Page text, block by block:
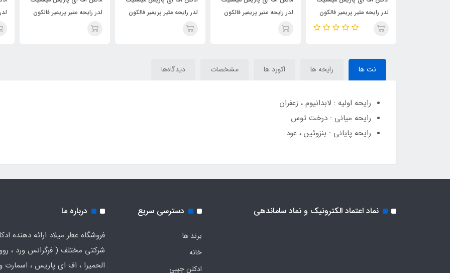
لدر رایحه متیر پریمیر فالکون
لدر ، (Mystic
لدر رایحه متیر پریمیر فالکون
لدر رایحه متیر پریمیر فالکون
لدر رایحه متیر پریمیر فالکون
نت ها رایحه ها اکورد ها مشخصات دیدگاه‌ها
رایحه اولیه : لابدانیوم ، زعفران
رایحه میانی : درخت توس
رایحه پایانی : بنزوئین ، عود
نماد اعتماد الکترونیک و نماد ساماندهی دسترسی سریع
برند ها
خانه
ادکلن جیبی
درباره ما
فروشگاه عطر میلاد ارائه دهنده
شرکتی مختلف ( فرگرانس ورد ،
الحمیرا ، اف ای پاریس ، اسمارت